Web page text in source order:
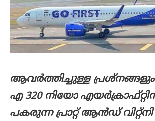
ആവർത്തിച്ചുള്ള
എ 320 നിയോ
പകരുന്ന പ്രാറ്റ് ആൻഡ് വിറ്റ്‌നി